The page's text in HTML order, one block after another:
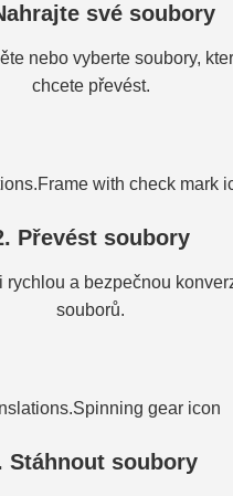
své soubory
nebo vyberte soubory,
chcete převést.
Převést soubory
rychlou a bezpečnou
souborů.
Stáhnout soubory